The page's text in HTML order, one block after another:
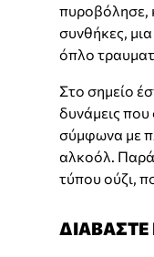
πυροβόλησε,
συνθήκες,
όπλο
Στο σημείο
δυνάμεις
σύμφωνα με
αλκοόλ.
τύπου ούζι,
ΔΙΑΒΑΣΤΕ